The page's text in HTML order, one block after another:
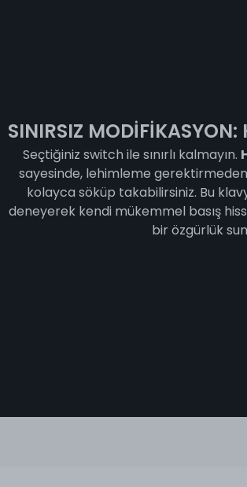
SINIRSIZ
Seçtiğiniz switch ile sınırlı kalmayın.
sayesinde, lehimleme
kolayca söküp takabilirsiniz. Bu
deneyerek kendi mükemmel basış
bir özgürlük